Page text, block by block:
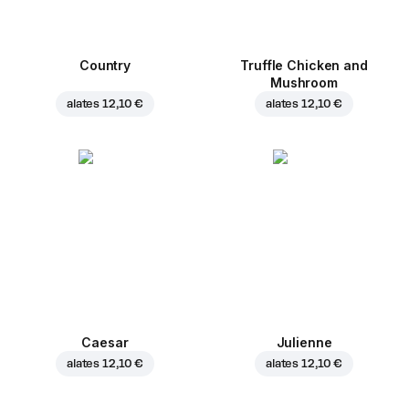
Country
alates 12,10 €
Truffle Chicken and
Mushroom
alates 12,10 €
Caesar
alates 12,10 €
Julienne
alates 12,10 €